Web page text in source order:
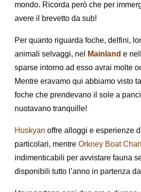
mondo. Ricorda però che per
avere il brevetto da sub!
Per quanto riguarda foche, delfini,
animali selvaggi, nel
Mainland e
sparse intorno ad esso avrai molte
Mentre eravamo qui abbiamo visto
foche che prendevano il sole a
nuotavano tranquille!
Huskyan offre alloggi e esperienze
particolari, mentre Orkney Boat
indimenticabili per avvistare fauna
disponibili tutto l’anno in partenza